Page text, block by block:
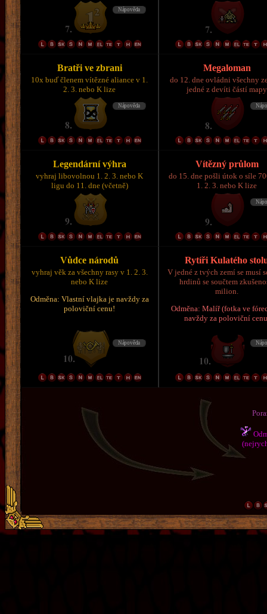
Bratři ve zbrani
10x buď členem vítězné aliance v 1.
2. 3. nebo K lize
Megaloman
do 12. dne ovládni všechny
jedné z devíti částí mapy
Legendární výhra
vyhraj libovolnou 1. 2. 3. nebo K
ligu do 11. dne (včetně)
Vítězný průlom
do 15. dne pošli útok o síle
1. 2. 3. nebo K lize
Vůdce národů
vyhraj věk za všechny rasy v 1. 2. 3.
nebo K lize
Odměna: Vlastní vlajka je navždy za
poloviční cenu!
Rytíři Kulatého
V jedné z tvých zemí se musí
hrdinů se součtem
milion.
Odměna: Malíř (fotka ve
navždy za poloviční